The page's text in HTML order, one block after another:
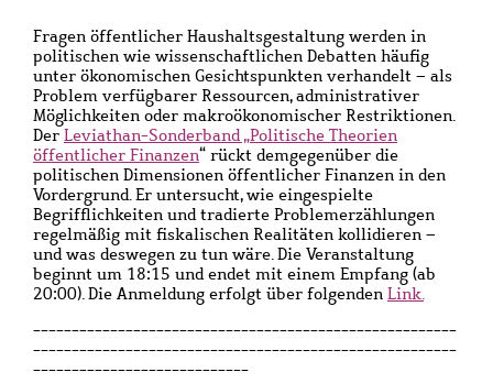
Fragen öffentlicher Haushaltsgestaltung werden in
politischen wie wissenschaftlichen Debatten häufig
unter ökonomischen Gesichtspunkten verhandelt – als
Problem verfügbarer Ressourcen, administrativer
Möglichkeiten oder makroökonomischer Restriktionen.
Der Leviathan-Sonderband „Politische Theorien
öffentlicher Finanzen“ rückt demgegenüber die
politischen Dimensionen öffentlicher Finanzen in den
Vordergrund. Er untersucht, wie eingespielte
Begrifflichkeiten und tradierte Problemerzählungen
regelmäßig mit fiskalischen Realitäten kollidieren –
und was deswegen zu tun wäre. Die Veranstaltung
beginnt um 18:15 und endet mit einem Empfang (ab
20:00). Die Anmeldung erfolgt über folgenden Link.
-------------------------------------------------------
-------------------------------------------------------
----------------------------